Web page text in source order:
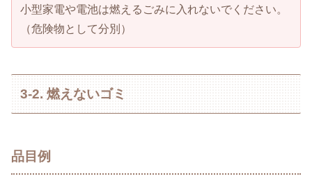
小型家電や電池は燃えるごみに入れないでください。
（危険物として分別）
3-2. 燃えないゴミ
品目例